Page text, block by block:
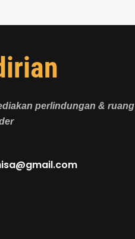
perlindungan & ruang